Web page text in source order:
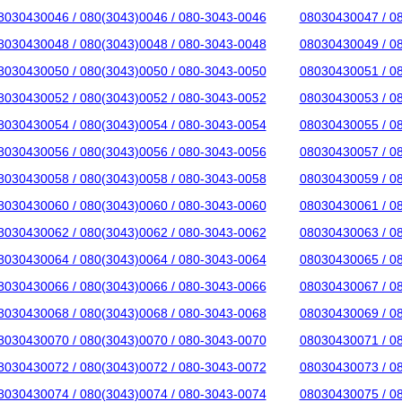
/ 080(3043)0046 / 080-3043-0046
08030430047 /
/ 080(3043)0048 / 080-3043-0048
08030430049 /
/ 080(3043)0050 / 080-3043-0050
08030430051 /
/ 080(3043)0052 / 080-3043-0052
08030430053 /
/ 080(3043)0054 / 080-3043-0054
08030430055 /
/ 080(3043)0056 / 080-3043-0056
08030430057 /
/ 080(3043)0058 / 080-3043-0058
08030430059 /
/ 080(3043)0060 / 080-3043-0060
08030430061 /
/ 080(3043)0062 / 080-3043-0062
08030430063 /
/ 080(3043)0064 / 080-3043-0064
08030430065 /
/ 080(3043)0066 / 080-3043-0066
08030430067 /
/ 080(3043)0068 / 080-3043-0068
08030430069 /
/ 080(3043)0070 / 080-3043-0070
08030430071 /
/ 080(3043)0072 / 080-3043-0072
08030430073 /
/ 080(3043)0074 / 080-3043-0074
08030430075 /